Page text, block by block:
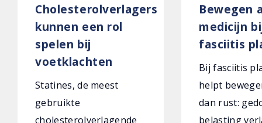
Cholesterolverlagers
kunnen een rol
spelen bij
voetklachten
Statines, de meest
gebruikte
cholesterolverlagende
Bewegen
medicijn
fasciitis
Bij fasciitis
helpt
dan rust:
belasting